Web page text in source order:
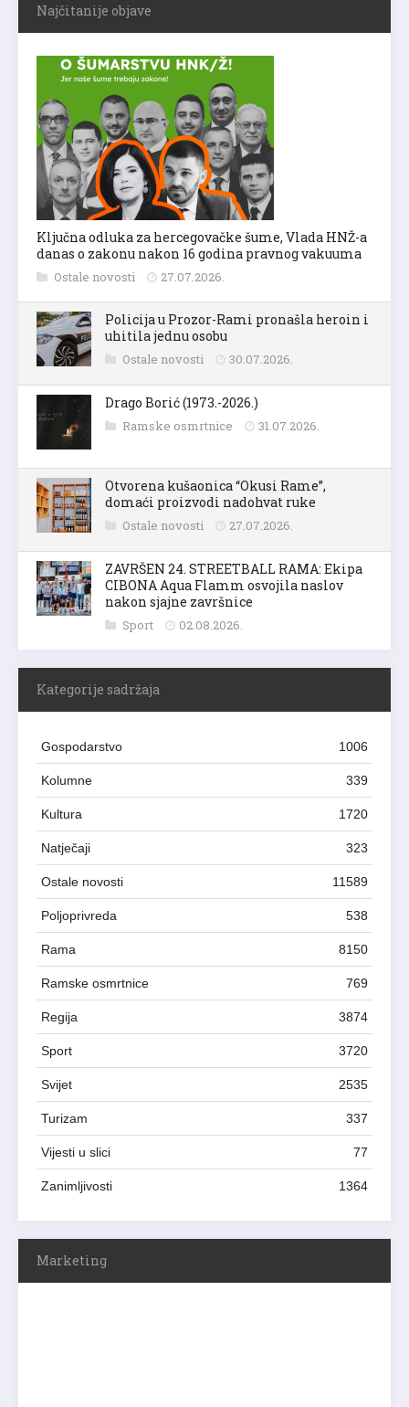
Najčitanije objave
Ključna odluka za hercegovačke šume, Vlada HNŽ-a
danas o zakonu nakon 16 godina pravnog vakuuma
Ostale novosti 27.07.2026.
Policija u Prozor-Rami pronašla heroin i
uhitila jednu osobu
Ostale novosti 30.07.2026.
Drago Borić (1973.-2026.)
Ramske osmrtnice 31.07.2026.
Otvorena kušaonica “Okusi Rame”,
domaći proizvodi nadohvat ruke
Ostale novosti 27.07.2026.
ZAVRŠEN 24. STREETBALL RAMA: Ekipa
CIBONA Aqua Flamm osvojila naslov
nakon sjajne završnice
Sport 02.08.2026.
Kategorije sadržaja
Gospodarstvo 1006
Kolumne 339
Kultura 1720
Natječaji 323
Ostale novosti 11589
Poljoprivreda 538
Rama 8150
Ramske osmrtnice 769
Regija 3874
Sport 3720
Svijet 2535
Turizam 337
Vijesti u slici 77
Zanimljivosti 1364
Marketing